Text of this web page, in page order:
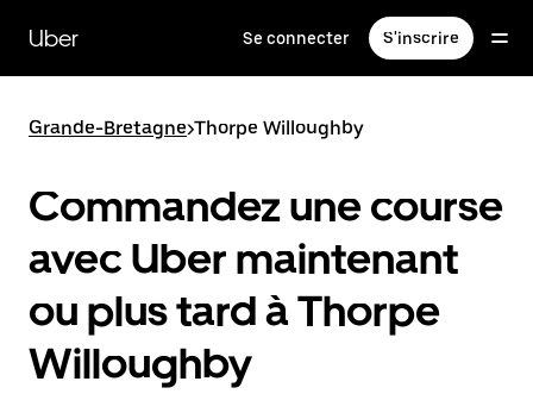
contenu
principal
Uber Se connecter S'inscrire
Grande-Bretagne>Thorpe Willoughby
Commandez une course
avec Uber maintenant
ou plus tard à Thorpe
Willoughby